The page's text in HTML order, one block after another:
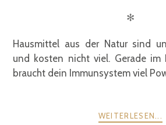
✻
Hausmittel aus der Natur sind
und kosten nicht viel. Gerade im
braucht dein Immunsystem viel
WEITERLESEN...